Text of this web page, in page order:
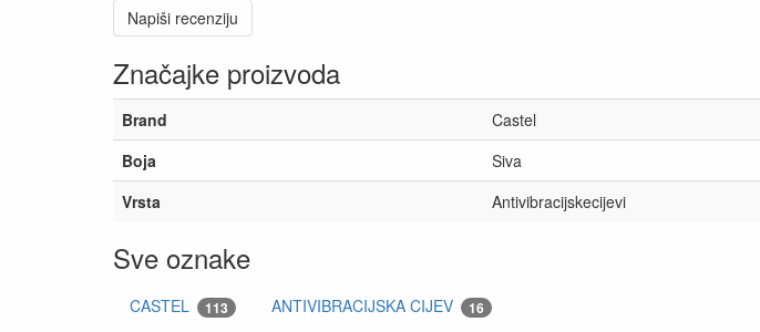
Napiši recenziju
Značajke proizvoda
Brand
Castel
Boja
Siva
Vrsta
Antivibracijskecijevi
Sve oznake
CASTEL 113 ANTIVIBRACIJSKA CIJEV 16